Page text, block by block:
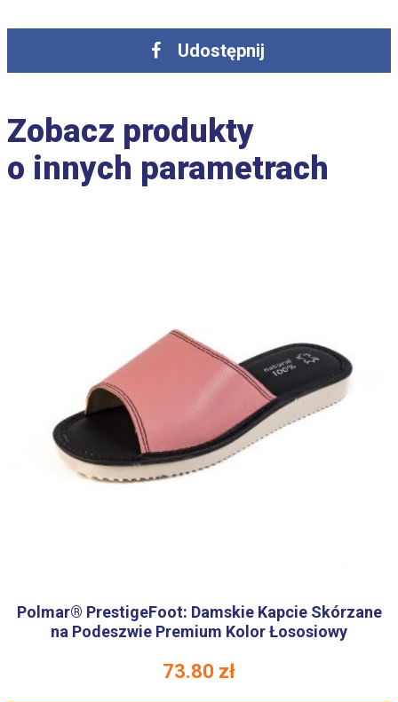
Udostępnij
Zobacz produkty
o innych parametrach
Polmar® PrestigeFoot: Damskie Kapcie Skórzane
na Podeszwie Premium Kolor Łososiowy
73.80 zł